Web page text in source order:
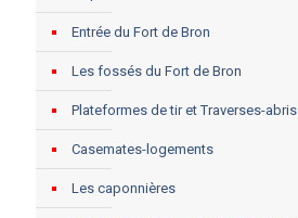
Entrée du Fort de Bron
Les fossés du Fort de Bron
Plateformes de tir et Traverses-abris
Casemates-logements
Les caponnières